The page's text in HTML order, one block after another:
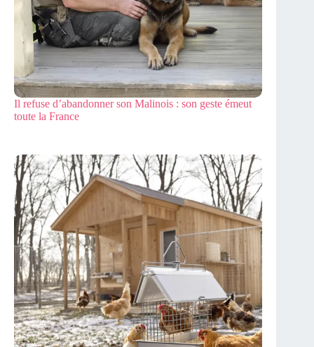
Il refuse d’abandonner son Malinois : son geste émeut
toute la France